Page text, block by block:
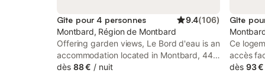
Gîte pour 4 personnes 9.4(106)
Montbard, Région de Montbard
Offering garden views, Le Bord d'eau is an
accommodation located in Montbard, 44
km from Tanlay Golf Course and 50 km
dès 88 € / nuit
Gîte
Ce
accès
dès 93 €